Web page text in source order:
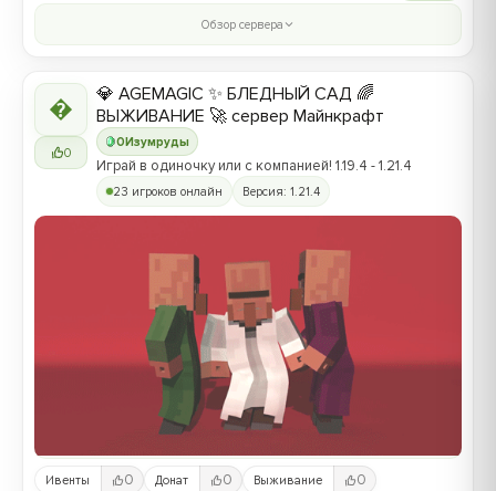
Обзор сервера

0
0Изумруды
💎 AGEMAGIC ✨ БЛЕДНЫЙ САД 🌈
ВЫЖИВАНИЕ 🚀 сервер Майнкрафт
Играй в одиночку или с компанией! 1.19.4 - 1.21.4
23 игроков онлайн Версия: 1.21.4
Ивенты 0 Донат 0 Выживание 0